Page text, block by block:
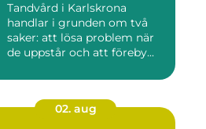
Tandvård i Karlskrona
handlar i grunden om två
saker: att lösa problem när
de uppstår och att föreby...
02. aug